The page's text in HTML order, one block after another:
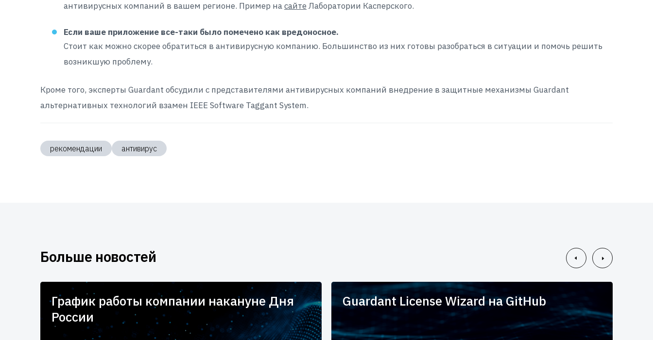
антивирусных компаний в вашем регионе. Пример насайте Лаборатории Касперского.
Если ваше приложение все-таки было помечено как вредоносное.
Cтоит как можно скорее обратиться в антивирусную компанию. Большинство из них готовы разобраться в ситуации и помочь решить
возникшую проблему.
Кроме того, эксперты Guardant обсудили с представителями антивирусных компаний внедрение в защитные механизмы Guardant
альтернативных технологий взамен IEEE Software Taggant System.
рекомендации антивирус
Больше новостей
График работы компании накануне Дня
России
Guardant License Wizard на GitHub